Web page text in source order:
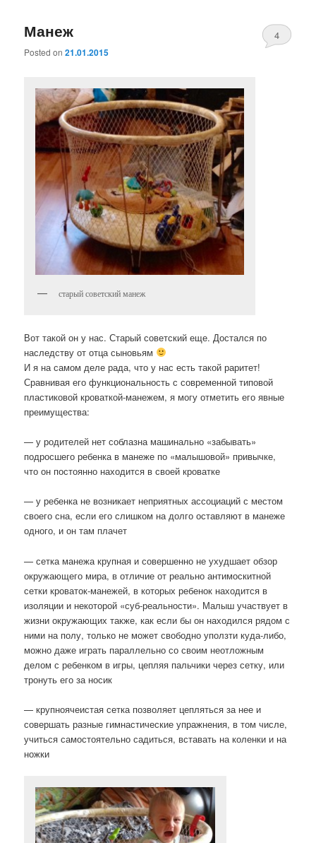
Манеж
Posted on21.01.2015
4
старый советский манеж
Вот такой он у нас. Старый советский еще. Достался по
наследству от отца сыновьям
И я на самом деле рада, что у нас есть такой раритет!
Сравнивая его функциональность с современной типовой
пластиковой кроваткой-манежем, я могу отметить его явные
преимущества:
— у родителей нет соблазна машинально «забывать»
подросшего ребенка в манеже по «малышовой» привычке,
что он постоянно находится в своей кроватке
— у ребенка не возникает неприятных ассоциаций с местом
своего сна, если его слишком на долго оставляют в манеже
одного, и он там плачет
— сетка манежа крупная и совершенно не ухудшает обзор
окружающего мира, в отличие от реально антимоскитной
сетки кроваток-манежей, в которых ребенок находится в
изоляции и некоторой «суб-реальности». Малыш участвует в
жизни окружающих также, как если бы он находился рядом с
ними на полу, только не может свободно уползти куда-либо,
можно даже играть параллельно со своим неотложным
делом с ребенком в игры, цепляя пальчики через сетку, или
тронуть его за носик
— крупноячеистая сетка позволяет цепляться за нее и
совершать разные гимнастические упражнения, в том числе,
учиться самостоятельно садиться, вставать на коленки и на
ножки